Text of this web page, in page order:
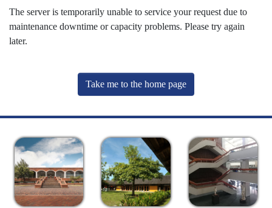
The server is temporarily unable to service your request due to
maintenance downtime or capacity problems. Please try again
later.
Take me to the home page